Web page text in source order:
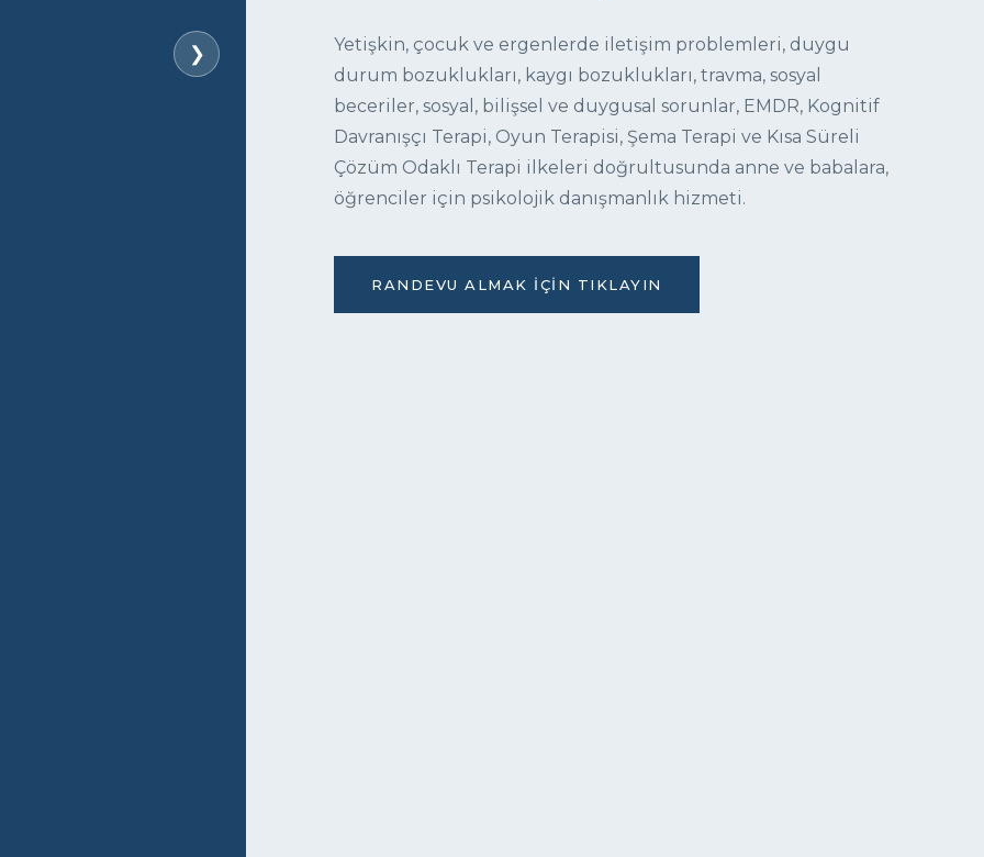
❯
Yetişkin, çocuk ve ergenlerde iletişim problemleri, duygu
durum bozuklukları, kaygı bozuklukları, travma, sosyal
beceriler, sosyal, bilişsel ve duygusal sorunlar, EMDR, Kognitif
Davranışçı Terapi, Oyun Terapisi, Şema Terapi ve Kısa Süreli
Çözüm Odaklı Terapi ilkeleri doğrultusunda anne ve babalara,
öğrenciler için psikolojik danışmanlık hizmeti.
RANDEVU ALMAK İÇIN TIKLAYIN